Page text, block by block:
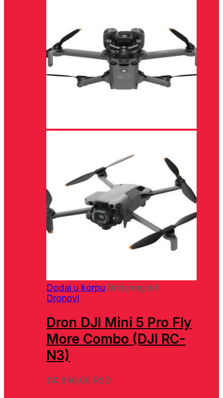
Dodaj u korpu Brzi pregled
Dronovi
Dron DJI Mini 5 Pro Fly
More Combo (DJI RC-
N3)
114.840,00 RSD